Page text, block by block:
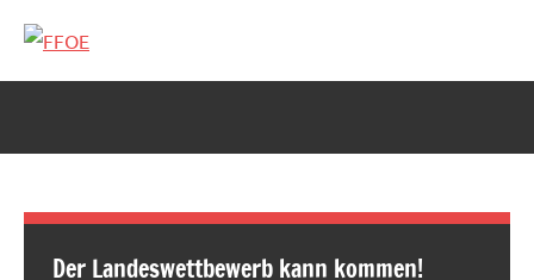
Inhalt
springen
FFOE
Der Landeswettbewerb kann kommen!